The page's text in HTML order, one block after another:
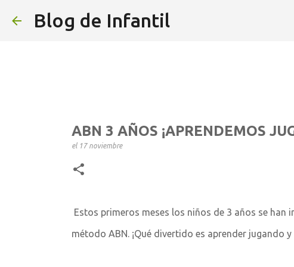
Blog de Infantil
ABN 3 AÑOS ¡APRENDEMOS
el 17 noviembre
Estos primeros meses los niños de 3 años se
método ABN. ¡Qué divertido es aprender jugando